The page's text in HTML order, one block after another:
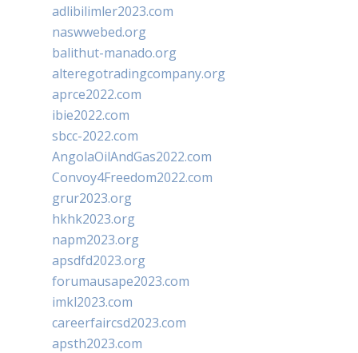
adlibilimler2023.com
naswwebed.org
balithut-manado.org
alteregotradingcompany.org
aprce2022.com
ibie2022.com
sbcc-2022.com
AngolaOilAndGas2022.com
Convoy4Freedom2022.com
grur2023.org
hkhk2023.org
napm2023.org
apsdfd2023.org
forumausape2023.com
imkl2023.com
careerfaircsd2023.com
apsth2023.com